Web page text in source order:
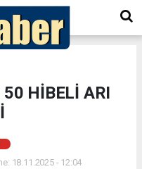
50 HİBELİ ARI
18.11.2025 - 12:04